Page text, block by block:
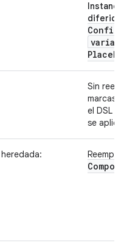
Config
Sin
marcas
el DSL
se